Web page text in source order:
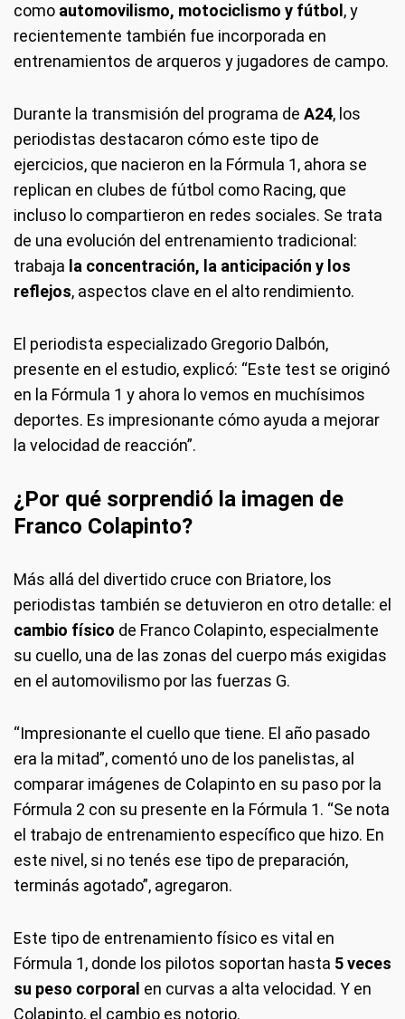
como automovilismo, motociclismo y fútbol , y
recientemente también fue incorporada en
entrenamientos de arqueros y jugadores de campo.
Durante la transmisión del programa de A24, los
periodistas destacaron cómo este tipo de
ejercicios, que nacieron en la Fórmula 1, ahora se
replican en clubes de fútbol como Racing, que
incluso lo compartieron en redes sociales. Se trata
de una evolución del entrenamiento tradicional:
trabaja la concentración, la anticipación y los
reflejos, aspectos clave en el alto rendimiento.
El periodista especializado Gregorio Dalbón,
presente en el estudio, explicó: “Este test se originó
en la Fórmula 1 y ahora lo vemos en muchísimos
deportes. Es impresionante cómo ayuda a mejorar
la velocidad de reacción”.
¿Por qué sorprendió la imagen de
Franco Colapinto?
Más allá del divertido cruce con Briatore, los
periodistas también se detuvieron en otro detalle: el
cambio físico de Franco Colapinto, especialmente
su cuello, una de las zonas del cuerpo más exigidas
en el automovilismo por las fuerzas G.
“Impresionante el cuello que tiene. El año pasado
era la mitad”, comentó uno de los panelistas, al
comparar imágenes de Colapinto en su paso por la
Fórmula 2 con su presente en la Fórmula 1. “Se nota
el trabajo de entrenamiento específico que hizo. En
este nivel, si no tenés ese tipo de preparación,
terminás agotado”, agregaron.
Este tipo de entrenamiento físico es vital en
Fórmula 1, donde los pilotos soportan hasta 5 veces
su peso corporal en curvas a alta velocidad. Y en
Colapinto, el cambio es notorio.